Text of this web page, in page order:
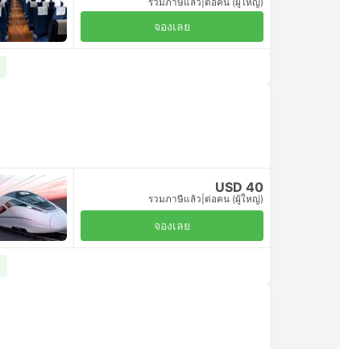
รวมภาษีแล้ว ต่อคน (ผู้ใหญ่)
จองเลย
USD 40
รวมภาษีแล้ว ต่อคน (ผู้ใหญ่)
จองเลย